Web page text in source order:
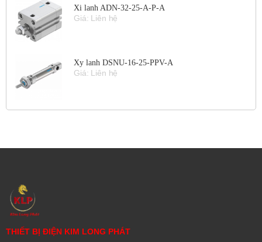
Xi lanh ADN-32-25-A-P-A
Giá: Liên hệ
Xy lanh DSNU-16-25-PPV-A
Giá: Liên hệ
THIẾT BỊ ĐIỆN KIM LONG PHÁT